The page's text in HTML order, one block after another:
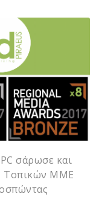
σάρωσε και
Τοπικών ΜΜΕ